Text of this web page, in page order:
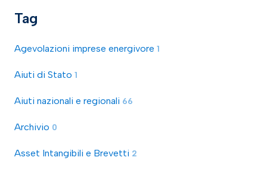
Tag
Agevolazioni imprese energivore 1
Aiuti di Stato 1
Aiuti nazionali e regionali 66
Archivio 0
Asset Intangibili e Brevetti 2